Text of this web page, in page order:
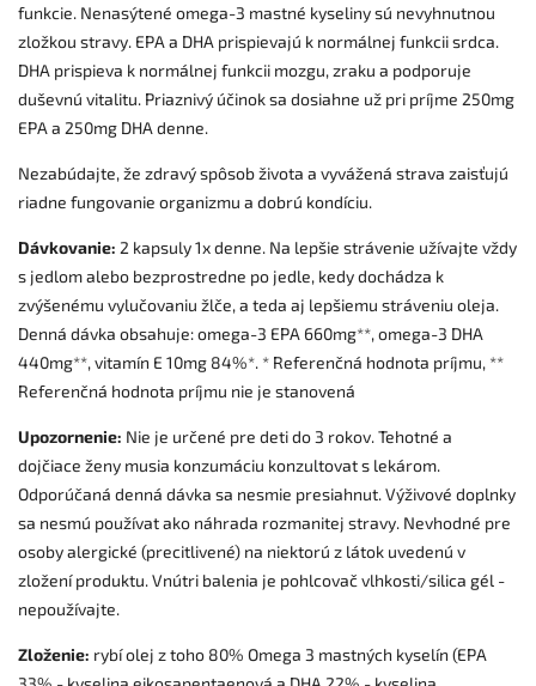
funkcie. Nenasýtené omega-3 mastné kyseliny sú nevyhnutnou
zložkou stravy. EPA a DHA prispievajú k normálnej funkcii srdca.
DHA prispieva k normálnej funkcii mozgu, zraku a podporuje
duševnú vitalitu. Priaznivý účinok sa dosiahne už pri príjme 250mg
EPA a 250mg DHA denne.
Nezabúdajte, že zdravý spôsob života a vyvážená strava zaisťujú
riadne fungovanie organizmu a dobrú kondíciu.
Dávkovanie: 2 kapsuly 1x denne. Na lepšie strávenie užívajte vždy
s jedlom alebo bezprostredne po jedle, kedy dochádza k
zvýšenému vylučovaniu žlče, a teda aj lepšiemu stráveniu oleja.
Denná dávka obsahuje: omega-3 EPA 660mg**, omega-3 DHA
440mg**, vitamín E 10mg 84%*. * Referenčná hodnota príjmu, **
Referenčná hodnota príjmu nie je stanovená
Upozornenie: Nie je určené pre deti do 3 rokov. Tehotné a
dojčiace ženy musia konzumáciu konzultovat s lekárom.
Odporúčaná denná dávka sa nesmie presiahnut. Výživové doplnky
sa nesmú používat ako náhrada rozmanitej stravy. Nevhodné pre
osoby alergické (precitlivené) na niektorú z látok uvedenú v
zložení produktu.Vnútri balenia je pohlcovač vlhkosti/silica gél -
nepoužívajte.
Zloženie: rybí olej z toho 80% Omega 3 mastných kyselín (EPA